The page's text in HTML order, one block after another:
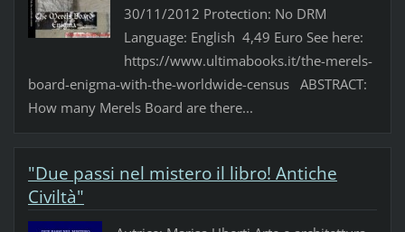
30/11/2012 Protection: No DRM
Language: English 4,49 Euro See here:
https://www.ultimabooks.it/the-merels-
board-enigma-with-the-worldwide-census ABSTRACT:
How many Merels Board are there...
"Due passi nel mistero il libro! Antiche
Civiltà"